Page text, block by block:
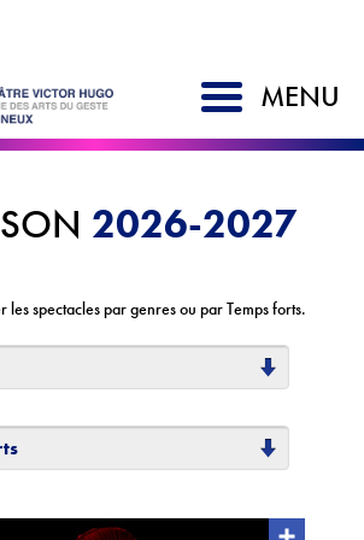
MENU
2026-2027
les spectacles par genres ou par Temps forts.